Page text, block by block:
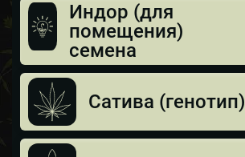
Индор (для
помещения)
семена
Сатива (генотип)